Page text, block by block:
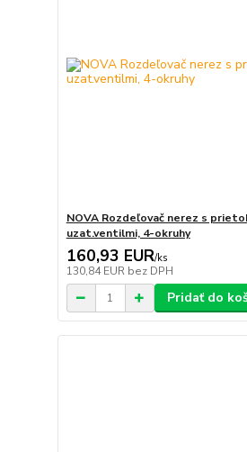
NOVA Rozdeľovač nerez s
uzat.ventilmi, 4-okruhy
160,93 EUR/ks
130,84 EUR bez DPH
Pridať do